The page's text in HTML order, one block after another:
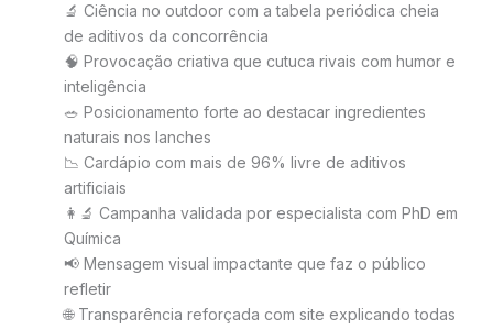
🔬 Ciência no outdoor com a tabela periódica cheia
de aditivos da concorrência
🧠 Provocação criativa que cutuca rivais com humor e
inteligência
🥗 Posicionamento forte ao destacar ingredientes
naturais nos lanches
📉 Cardápio com mais de 96% livre de aditivos
artificiais
👩‍🔬 Campanha validada por especialista com PhD em
Química
📢 Mensagem visual impactante que faz o público
refletir
🌐 Transparência reforçada com site explicando todas